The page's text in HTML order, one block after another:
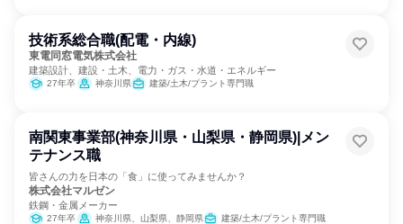
技術系総合職(配電・内線)
東電同窓電気株式会社
建築設計、建設・土木、電力・ガス・水道・エネルギー
27年卒 神奈川県 建築/土木/プラント専門職
南関東事業部(神奈川県・山梨県・静岡県)|メン
テナンス職
皆さんの力を日本の「食」に使ってみませんか？
株式会社マルゼン
鉄鋼・金属メーカー
27年卒 神奈川県、山梨県、静岡県 建築/土木/プラント専門職